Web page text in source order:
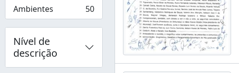
Ambientes
, 50 resultados 50
Nível de
descrição